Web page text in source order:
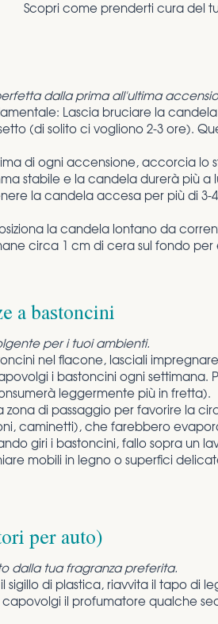
Scopri come prenderti cura del
dalla prima all'ultima
Lascia bruciare la
(di solito ci vogliono 2-3 ore).
di ogni accensione, accorcia
stabile e la candela durerà più a
la candela accesa per più di
la candela lontano da
circa 1 cm di cera sul fondo
a bastoncini
per i tuoi ambienti.
nel flacone, lasciali
i bastoncini ogni settimana.
leggermente più in fretta).
zona di passaggio per favorire la
caminetti), che farebbero
giri i bastoncini, fallo sopra un
mobili in legno o superfici
per auto)
dalla tua fragranza preferita.
sigillo di plastica, riavvita il tapo di
capovolgi il profumatore qualche